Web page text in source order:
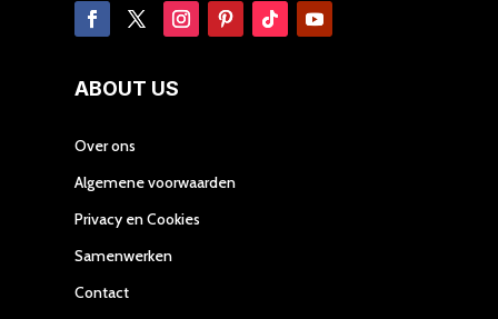
ABOUT US
Over ons
Algemene voorwaarden
Privacy en Cookies
Samenwerken
Contact